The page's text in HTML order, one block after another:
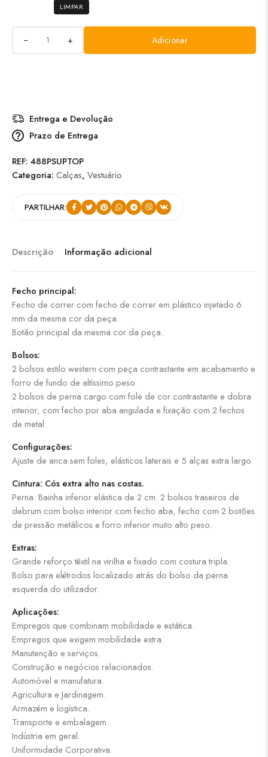
LIMPAR
+ Adicionar
Entrega e Devolução
Prazo de Entrega
REF: 488PSUPTOP
Categoria: Calças, Vestuário
PARTILHAR:
Descrição Informação adicional
Fecho principal:
Fecho de correr com fecho de correr em plástico injetado 6
mm da mesma cor da peça.
Botão principal da mesma cor da peça.
Bolsos:
2 bolsos estilo western com peça contrastante em acabamento e
forro de fundo de altíssimo peso.
2 bolsos de perna cargo com fole de cor contrastante e dobra
interior, com fecho por aba angulada e fixação com 2 fechos
de metal.
Configurações:
Ajuste de anca sem foles, elásticos laterais e 5 alças extra largo.
Cintura: Cós extra alto nas costas.
Perna: Bainha inferior elástica de 2 cm. 2 bolsos traseiros de
debrum com bolso interior com fecho aba, fecho com 2 botões
de pressão metálicos e forro inferior muito alto peso.
Extras:
Grande reforço têxtil na virilha e fixado com costura tripla.
Bolso para elétrodos localizado atrás do bolso da perna
esquerda do utilizador.
Aplicações:
Empregos que combinam mobilidade e estática.
Empregos que exigem mobilidade extra.
Manutenção e serviços.
Construção e negócios relacionados.
Automóvel e manufatura.
Agricultura e Jardinagem.
Armazém e logística.
Transporte e embalagem.
Indústria em geral.
Uniformidade Corporativa.